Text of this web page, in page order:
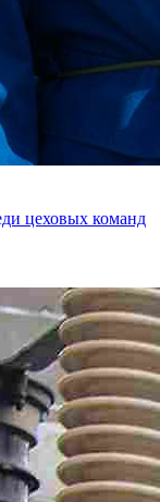
цеховых команд